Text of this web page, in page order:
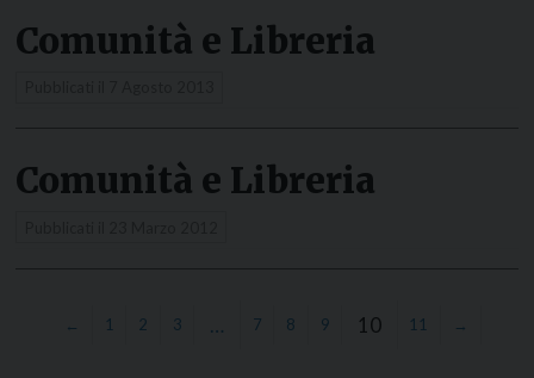
Comunità e Libreria
Comunità e Libreria
← 1 2 3 … 7 8 9 10 11 →